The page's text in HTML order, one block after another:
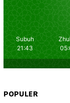
POPULER